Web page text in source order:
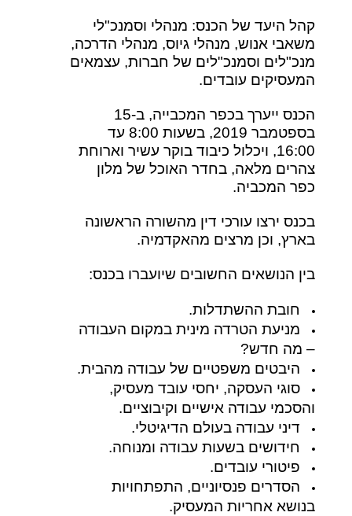
קהל היעד של הכנס: מנהלי וסמנכ"לי
משאבי אנוש, מנהלי גיוס, מנהלי הדרכה,
מנכ"לים וסמנכ"לים של חברות, עצמאים
המעסיקים עובדים.
הכנס ייערך בכפר המכבייה, ב-15
בספטמבר 2019, בשעות 8:00 עד
16:00, ויכלול כיבוד בוקר עשיר וארוחת
צהרים מלאה, בחדר האוכל של מלון
כפר המכביה.
בכנס ירצו עורכי דין מהשורה הראשונה
בארץ, וכן מרצים מהאקדמיה.
בין הנושאים החשובים שיועברו בכנס:
חובת ההשתדלות.
מניעת הטרדה מינית במקום העבודה
– מה חדש?
היבטים משפטיים של עבודה מהבית.
סוגי העסקה, יחסי עובד מעסיק,
והסכמי עבודה אישיים וקיבוציים.
דיני עבודה בעולם הדיגיטלי.
חידושים בשעות עבודה ומנוחה.
פיטורי עובדים.
הסדרים פנסיוניים, התפתחויות
בנושא אחריות המעסיק.